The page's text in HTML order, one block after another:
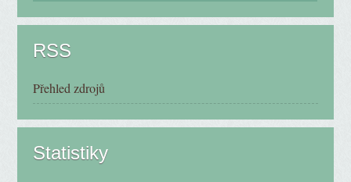
RSS
Přehled zdrojů
Statistiky